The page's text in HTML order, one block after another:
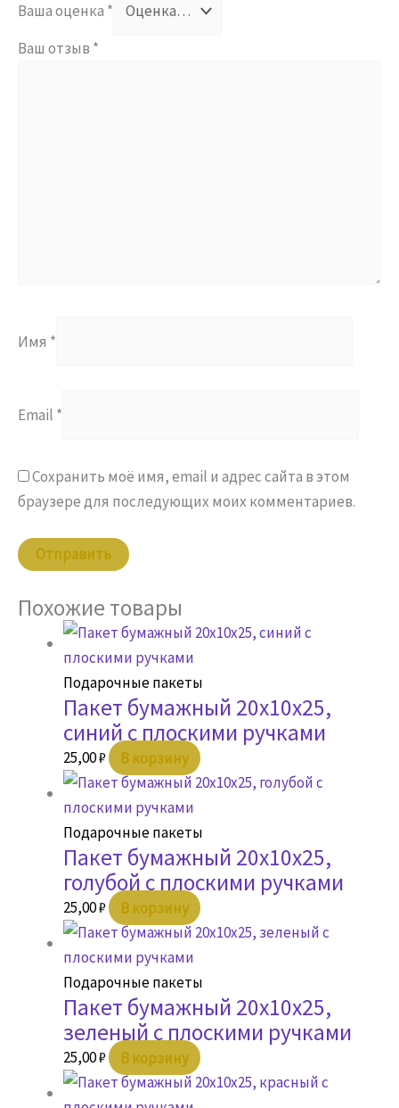
Ваша оценка *
Ваш отзыв *
Имя *
Email *
Сохранить моё имя, email и адрес сайта в этом
браузере для последующих моих комментариев.
Похожие товары
Подарочные пакеты
Пакет бумажный 20х10х25,
синий с плоскими ручками
25,00₽ В корзину
Подарочные пакеты
Пакет бумажный 20х10х25,
голубой с плоскими ручками
25,00₽ В корзину
Подарочные пакеты
Пакет бумажный 20х10х25,
зеленый с плоскими ручками
25,00₽ В корзину